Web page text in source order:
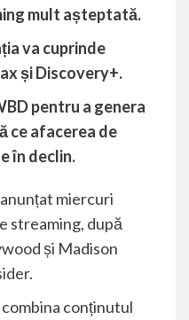
mult așteptată.
va cuprinde
și Discovery+.
pentru a genera
ce afacerea de
în declin.
miercuri
streaming, după
și Madison
.
conținutul